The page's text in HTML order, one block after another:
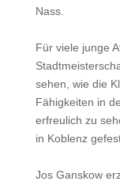
Nass.
Für viele junge
sehen, wie die
Fähigkeiten in
erfreulich zu
in Koblenz
Jos Ganskow